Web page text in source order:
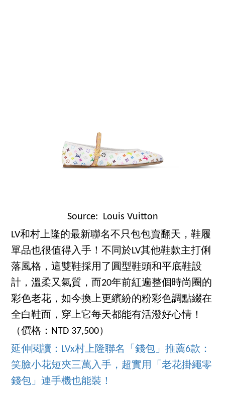
Source: Louis Vuitton
LV和村上隆的最新聯名不只包包賣翻天，鞋履
單品也很值得入手！不同於LV其他鞋款主打俐
落風格，這雙鞋採用了圓型鞋頭和平底鞋設
計，溫柔又氣質，而20年前紅遍整個時尚圈的
彩色老花，如今換上更繽紛的粉彩色調點綴在
全白鞋面，穿上它每天都能有活潑好心情！
（價格：NTD 37,500）
延伸閱讀：LVx村上隆聯名「錢包」推薦6款：
笑臉小花短夾三萬入手，超實用「老花掛繩零
錢包」連手機也能裝！